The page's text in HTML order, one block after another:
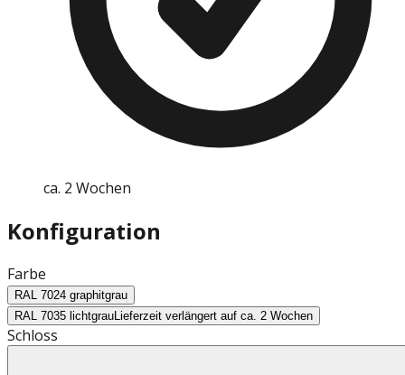
ca. 2 Wochen
Konfiguration
Farbe
RAL 7024 graphitgrau
RAL 7035 lichtgrauLieferzeit verlängert auf ca. 2 Wochen
Schloss